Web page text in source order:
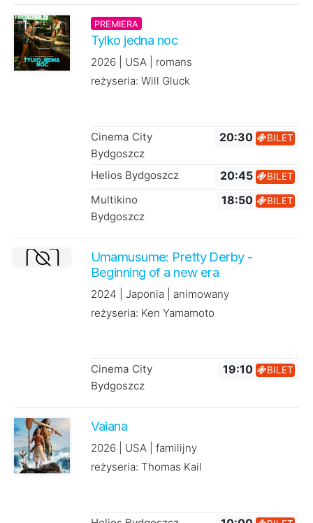
PREMIERA
Tylko jedna noc
2026 | USA | romans
reżyseria: Will Gluck
Cinema City
Bydgoszcz
20:30 BILET
Helios Bydgoszcz 20:45 BILET
Multikino
Bydgoszcz
18:50 BILET
Umamusume: Pretty Derby -
Beginning of a new era
2024 | Japonia | animowany
reżyseria: Ken Yamamoto
Cinema City
Bydgoszcz
19:10 BILET
Vaiana
2026 | USA | familijny
reżyseria: Thomas Kail